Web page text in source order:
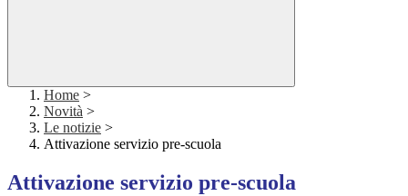
Home >
Novità >
Le notizie >
Attivazione servizio pre-scuola
Attivazione servizio pre-scuola